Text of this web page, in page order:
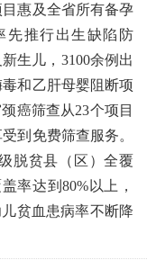
惠及全省所有备孕
先推行出生缺陷防
生儿，3100余例出
和乙肝母婴阻断项
癌筛查从23个项目
到免费筛查服务。
脱贫县（区）全覆
率达到80%以上，
贫血患病率不断降